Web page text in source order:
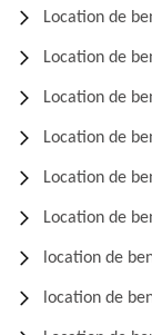
Location de
Location de
Location de
Location de
Location de
Location de
location de
location de